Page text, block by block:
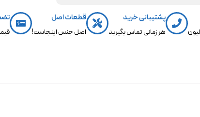
پشتیبانی خرید
هر زمانی تماس بگیرید
قطعات اصل
اصل جنس اینجاست!